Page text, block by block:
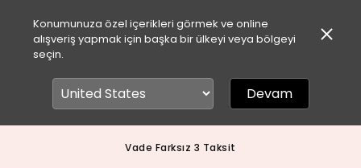
Konumunuza özel içerikleri görmek ve online
alışveriş yapmak için başka bir ülkeyi veya bölgeyi
seçin.
Devam
Vade Farksız 3 Taksit